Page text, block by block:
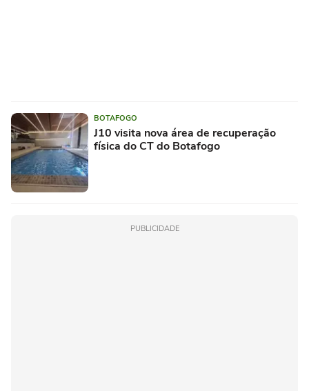
BOTAFOGO
J10 visita nova área de recuperação
física do CT do Botafogo
PUBLICIDADE